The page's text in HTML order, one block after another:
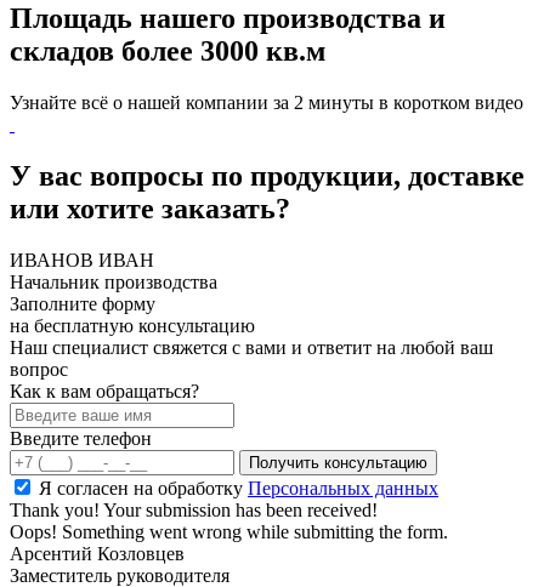
Площадь нашего производства и
складов более 3000 кв.м
Узнайте всё о нашей компании за 2 минуты в коротком видео
У вас вопросы по продукции, доставке
или хотите заказать?
ИВАНОВ ИВАН
Начальник производства
Заполните форму
на бесплатную консультацию
Наш специалист свяжется с вами и ответит на любой ваш
вопрос
Как к вам обращаться?
Введите телефон
Я согласен на обработку Персональных данных
Thank you! Your submission has been received!
Oops! Something went wrong while submitting the form.
Арсентий Козловцев
Заместитель руководителя